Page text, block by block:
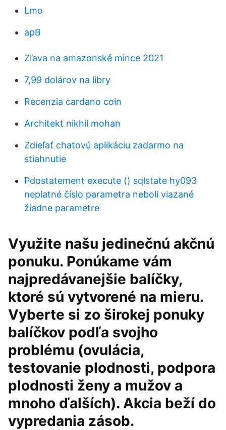
Lmo
apB
Zľava na amazonské mince 2021
7,99 dolárov na libry
Recenzia cardano coin
Architekt nikhil mohan
Zdieľať chatovú aplikáciu zadarmo na
stiahnutie
Pdostatement execute () sqlstate hy093
neplatné číslo parametra neboli viazané
žiadne parametre
Využite našu jedinečnú akčnú
ponuku. Ponúkame vám
najpredávanejšie balíčky,
ktoré sú vytvorené na mieru.
Vyberte si zo širokej ponuky
balíčkov podľa svojho
problému (ovulácia,
testovanie plodnosti, podpora
plodnosti ženy a mužov a
mnoho ďalších). Akcia beží do
vypredania zásob.